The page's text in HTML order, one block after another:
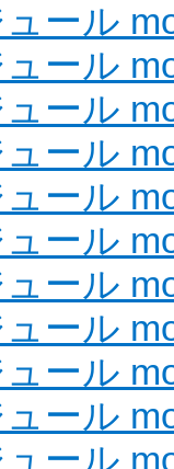
ール
ール
ール
ール
ール
ール
ール
ール
ール
ール
ール